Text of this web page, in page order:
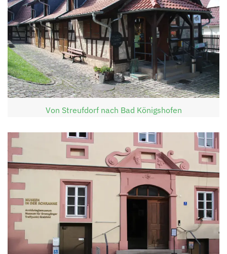
Von Streufdorf nach Bad Königshofen